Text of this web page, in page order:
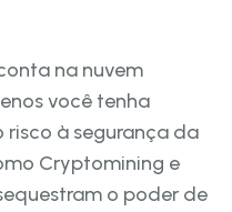
na nuvem
você tenha
risco à segurança da
Cryptomining e
o poder de